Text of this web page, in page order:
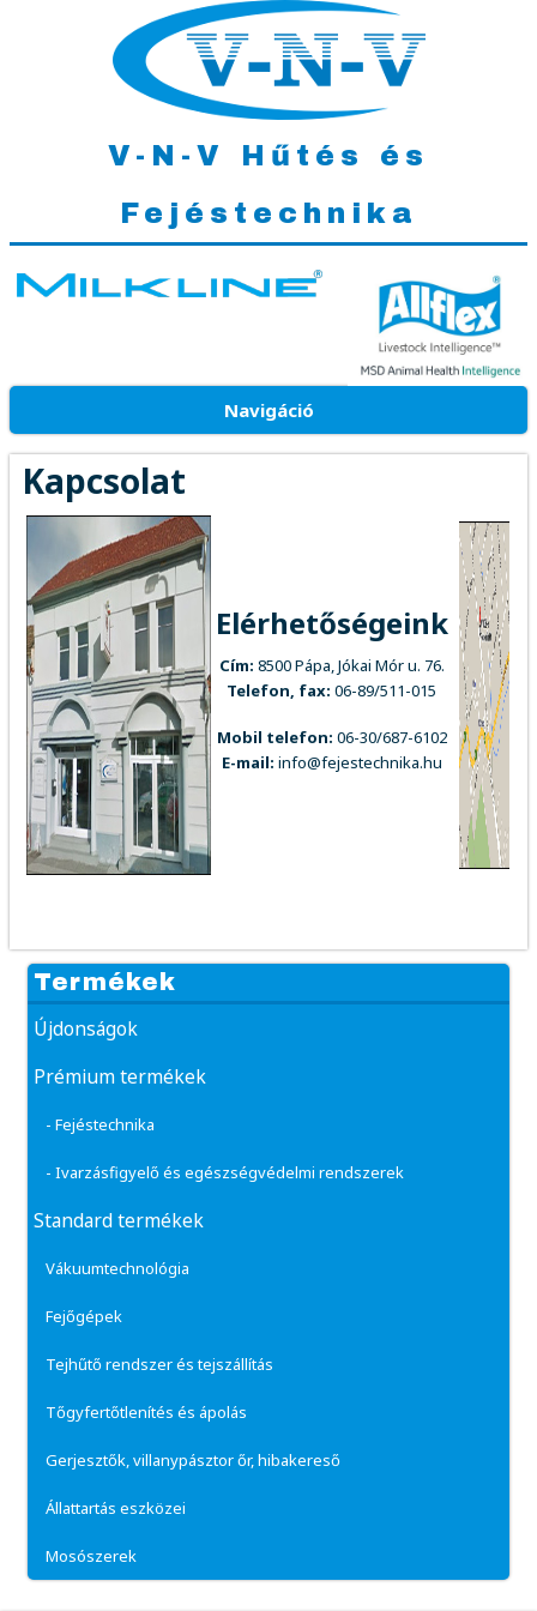
V-N-V Hűtés és
Fejéstechnika
Navigáció
Kapcsolat
Elérhetőségeink
Cím: 8500 Pápa, Jókai Mór u. 76.
Telefon, fax: 06-89/511-015
Mobil telefon: 06-30/687-6102
E-mail: info@fejestechnika.hu
Termékek
Újdonságok
Prémium termékek
- Fejéstechnika
- Ivarzásfigyelő és egészségvédelmi rendszerek
Standard termékek
Vákuumtechnológia
Fejőgépek
Tejhűtő rendszer és tejszállítás
Tőgyfertőtlenítés és ápolás
Gerjesztők, villanypásztor őr, hibakereső
Állattartás eszközei
Mosószerek